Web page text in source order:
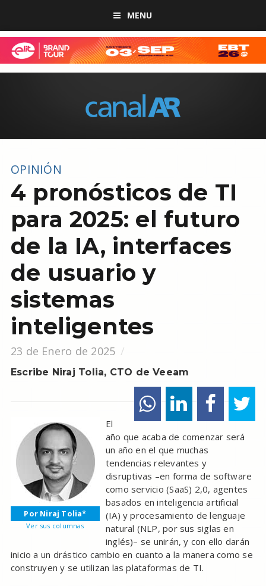
MENU
OPINIÓN
4 pronósticos de TI
para 2025: el futuro
de la IA, interfaces
de usuario y
sistemas
inteligentes
23 de Enero de 2025
Escribe Niraj Tolia, CTO de Veeam
Por Niraj Tolia*
Ver sus columnas
El
año que acaba de comenzar será
un año en el que muchas
tendencias relevantes y
disruptivas –en forma de software
como servicio (SaaS) 2,0, agentes
basados en inteligencia artificial
(IA) y procesamiento de lenguaje
natural (NLP, por sus siglas en
inglés)– se unirán, y con ello darán
inicio a un drástico cambio en cuanto a la manera como se
construyen y se utilizan las plataformas de TI.